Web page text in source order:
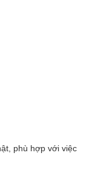
phù hợp với việc